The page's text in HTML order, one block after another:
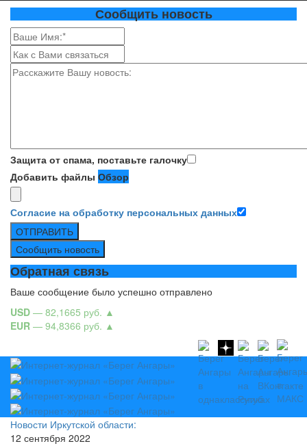
Сообщить новость
Защита от спама, поставьте галочку
Добавить файлы Обзор
Согласие на обработку персональных данных
ОТПРАВИТЬ
Сообщить новость
Обратная связь
Ваше сообщение было успешно отправлено
USD — 82,1665 руб. ▲
EUR — 94,8366 руб. ▲
Новости Иркутской области:
12 сентября 2022